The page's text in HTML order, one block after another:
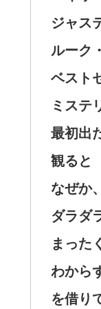
ジャス
ルーク
ベスト
ミステ
最初出
観ると
なぜか
ダラダ
まった
わから
を借り